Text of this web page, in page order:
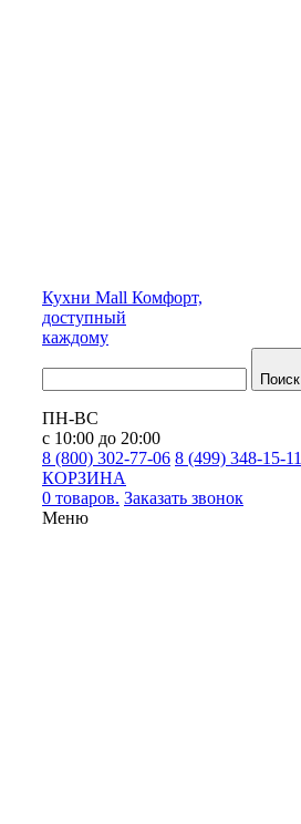
Кухни Mall Комфорт,
доступный
каждому
Поиск
ПН-ВС
с 10:00 до 20:00
8 (800) 302-77-06 8 (499) 348-15-11
КОРЗИНА
0 товаров. Заказать звонок
Меню